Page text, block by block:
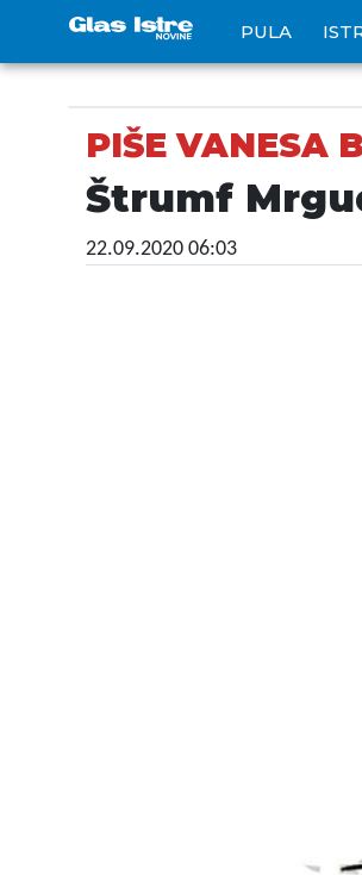
PULA
PIŠE VANESA
Štrumf
22.09.2020 06:03